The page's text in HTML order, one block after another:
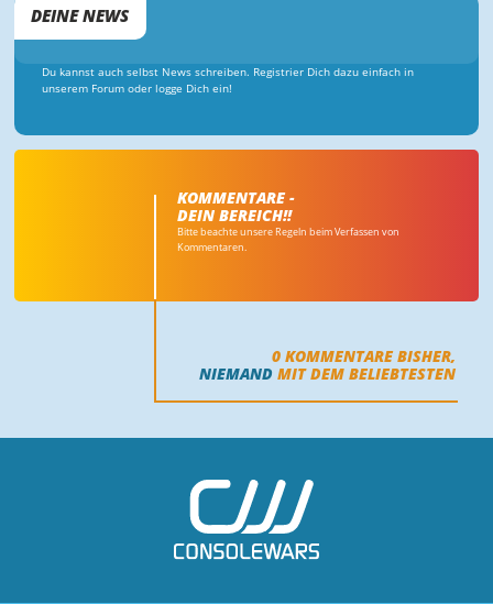
DEINE NEWS
Du kannst auch selbst News schreiben. Registrier Dich dazu einfach in
unserem Forum oder logge Dich ein!
KOMMENTARE -
DEIN BEREICH!!
Bitte beachte unsere Regeln beim Verfassen von
Kommentaren.
0 KOMMENTARE BISHER,
NIEMAND MIT DEM BELIEBTESTEN